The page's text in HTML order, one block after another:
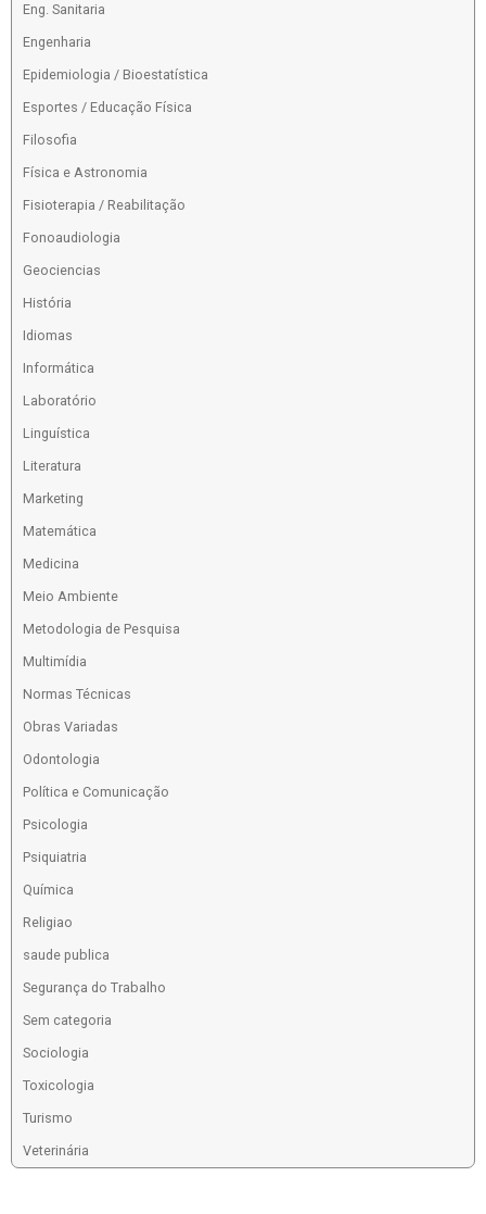
Eng. Sanitaria
Engenharia
Epidemiologia / Bioestatística
Esportes / Educação Física
Filosofia
Física e Astronomia
Fisioterapia / Reabilitação
Fonoaudiologia
Geociencias
História
Idiomas
Informática
Laboratório
Linguística
Literatura
Marketing
Matemática
Medicina
Meio Ambiente
Metodologia de Pesquisa
Multimídia
Normas Técnicas
Obras Variadas
Odontologia
Política e Comunicação
Psicologia
Psiquiatria
Química
Religiao
saude publica
Segurança do Trabalho
Sem categoria
Sociologia
Toxicologia
Turismo
Veterinária